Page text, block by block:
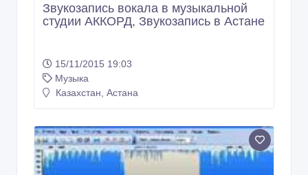
Звукозапись вокала в музыкальной
студии АККОРД, Звукозапись в Астане
15/11/2015 19:03
Музыка
Казахстан, Астана